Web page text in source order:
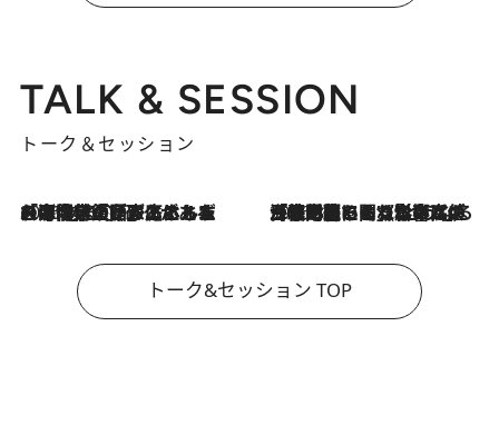
TALK & SESSION
トーク＆セッション
2026.8.3
「今後値上げがあるとすれば…」「リスクがあるのは今年の冬」エネルギー専門家が語る、ホルムズ海峡封鎖が家庭にもたらす“ある心配” 2026.8.3
「住宅建てられない…」「サーチャージ料の高値が続いている」ホルムズ海峡封鎖による影響はいつまで続く？《エネルギー専門家に聞く“どうなる日本の暮らし”》
トーク&セッション TOP